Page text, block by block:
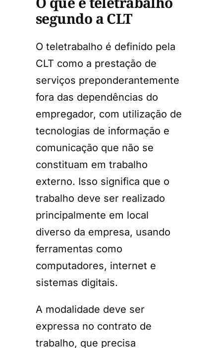
segundo a CLT
O teletrabalho é definido pela
CLT como a prestação de
serviços preponderantemente
fora das dependências do
empregador, com utilização de
tecnologias de informação e
comunicação que não se
constituam em trabalho
externo. Isso significa que o
trabalho deve ser realizado
principalmente em local
diverso da empresa, usando
ferramentas como
computadores, internet e
sistemas digitais.
A modalidade deve ser
expressa no contrato de
trabalho, que precisa